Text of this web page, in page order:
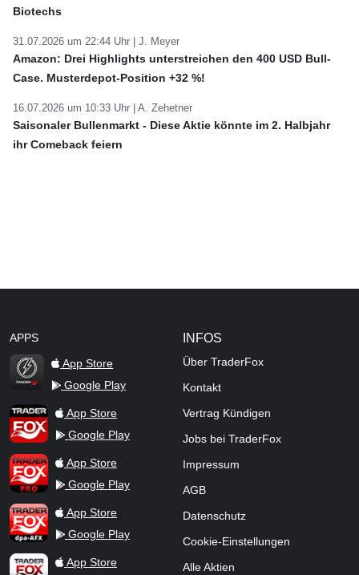
Biotechs
31.07.2026 um 22:44 Uhr | J. Meyer
Amazon: Drei Highlights unterstreichen den 400 USD Bull-
Case. Musterdepot-Position +32 %!
16.07.2026 um 10:33 Uhr | A. Zehetner
Saisonaler Bullenmarkt - Diese Aktie könnte im 2. Halbjahr
ihr Comeback feiern
APPS
TraderFox Flash
App Store
Google Play
TraderFox AppApp Store
Google Play
TraderFox ProApp Store
Google Play
TraderFox dpa-AFX ProFeed
App Store
Google Play
TraderFox Live Trading
App Store
INFOS
Über TraderFox
Kontakt
Vertrag Kündigen
Jobs bei TraderFox
Impressum
AGB
Datenschutz
Cookie-Einstellungen
Alle Aktien